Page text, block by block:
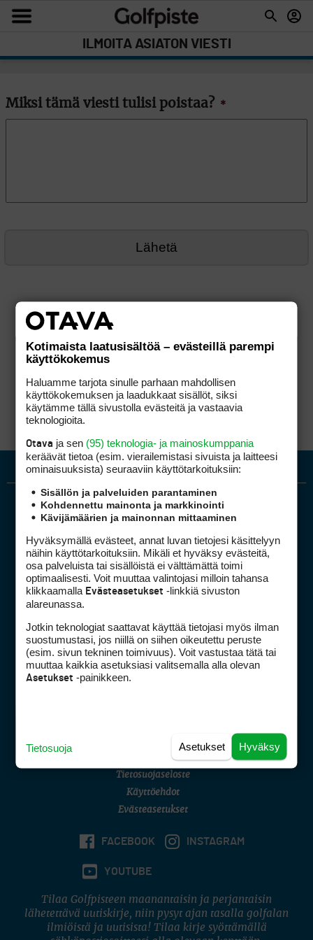
ILMOITA ASIATON VIESTI
Miksi tämä viesti tulisi poistaa? *
Golfpiste mediakortti
Golfpisteen yhteystiedot
DSA avoimuusraportti
Asiakaspalvelu
(digi) digi@otavamedia.fi
Tietosuojaseloste
Käyttöehdot
Evästeasetukset
FACEBOOK INSTAGRAM
YOUTUBE
Tilaa Golfpisteen maanantaisin ja perjantaisin
lähetettävä uutiskirje, niin pysyt ajan tasalla golfalan
ilmiöistä ja uutisista! Tilaa kirje syöttämällä
Kotimaista laatusisältöä – evästeillä parempi
käyttökokemus
Haluamme tarjota sinulle parhaan mahdollisen
käyttökokemuksen ja laadukkaat sisällöt, siksi
käytämme tällä sivustolla evästeitä ja vastaavia
teknologioita.
Otava ja sen (95) teknologia- ja mainoskumppania
keräävät tietoa (esim. vierailemis­tasi sivuista ja laitteesi
ominaisuuk­sista) seuraaviin käyttötarkoituksiin:
Sisällön ja palveluiden parantaminen
Kohdennettu mainonta ja markkinointi
Kävijämäärien ja mainonnan mittaaminen
Hyväksymällä evästeet, annat luvan tietojesi käsittelyyn
näihin käyttötarkoituksiin. Mikäli et hyväksy evästeitä,
osa palveluista tai sisällöistä ei välttämättä toimi
optimaalisesti. Voit muuttaa valintojasi milloin tahansa
klikkaamalla Evästeasetukset -linkkiä sivuston
alareunassa.
Jotkin teknologiat saattavat käyttää tietojasi myös ilman
suostumustasi, jos niillä on siihen oikeutettu peruste
(esim. sivun tekninen toimivuus). Voit vastustaa tätä tai
muuttaa kaikkia asetuksiasi valitsemalla alla olevan
Asetukset -painikkeen.
Hyväksy
Asetukset
Tietosuoja